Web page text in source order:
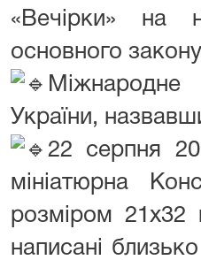
«Вечірки» на
основного
України,
22 серпня
мініатюрна
розміром
написані